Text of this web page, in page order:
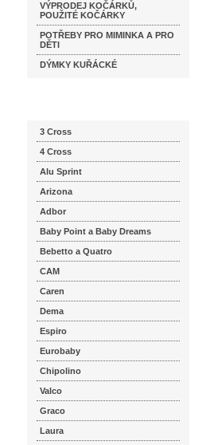
VÝPRODEJ KOČÁRKŮ,
POUŽITÉ KOČÁRKY
POTŘEBY PRO MIMINKA A PRO
DĚTI
DÝMKY KUŘÁCKÉ
3 Cross
4 Cross
Alu Sprint
Arizona
Adbor
Baby Point a Baby Dreams
Bebetto a Quatro
CAM
Caren
Dema
Espiro
Eurobaby
Chipolino
Valco
Graco
Laura